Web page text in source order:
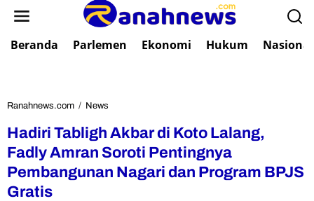
Beranda Parlemen Ekonomi Hukum Nasional
Ranahnews.com / News
d
i
i
Hadiri Tabligh Akbar di Koto Lalang,
Fadly Amran Soroti Pentingnya
Pembangunan Nagari dan Program BPJS
Gratis